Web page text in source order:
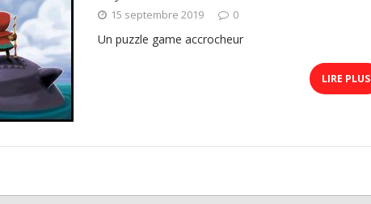
15 septembre 2019 0
Un puzzle game accrocheur
LIRE PLUS